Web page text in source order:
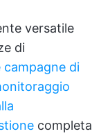
versatile
di
campagne di
completa